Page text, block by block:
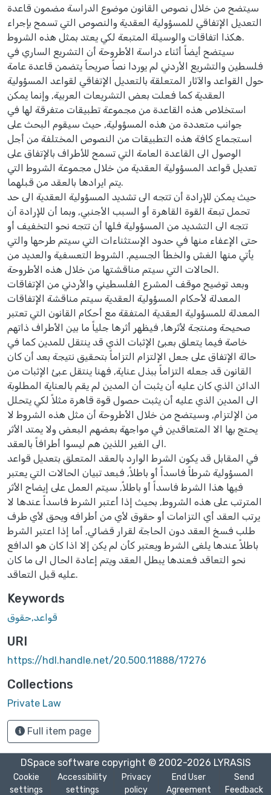
سيتضح من خلال نصوص القانون موضوع الدراسة مضمون قاعدة
التعديل الإتفاقي للمسؤولية العقدية والنصوص التي تسمح بإجراء
هكذا اتفاقات والوسيلة المتبعة لكي يعتد بمثل هذه الشروط.
سيتضح أيضاً أثناء دراسة الأطروحة أن التشريع الساري في
فلسطين والتشريع الأردني لم يوردا نصاً صريحاً يتضمن قاعدة عامة
حول القواعد والآثار المتعلقة بالتعديل الإتفاقي لقواعد المسؤولية
العقدية كما فعلت بعض التشريعات العربية, وإنما يمكن
استخلاص هذه القاعدة من مجموعة تطبيقات متفرقة لها في
جوانب متعددة من هذه المسؤولية, حيث سيقوم البحث على
استجماع كافة هذه التطبيقات من النصوص المختلفة من أجل
الوصول الى القاعدة العامة التي تسمح للأطراف بالإتفاق على
تعديل قواعد المسؤولية العقدية من خلال مجموعة الشروط التي
يتم ايرادها بالعقد من قبلهما.
حيث يمكن للإرادة أن تتجه الى تشديد المسؤولية العقدية الى حد
تحمل تبعة القوة القاهرة أو السبب الأجنبي, وبما أن للإرادة أن
تتجه الى التشديد من المسؤولية فلها أن تتجه نحو التخفيف أو
حتى الإعفاء منها في حدود الإستثناءات التي سيتم طرحها والتي
يأتي منها الغش والخطأ الجسيم, الشروط التعسفية والعديد من
الحالات التي سيتم مناقشتها من خلال هذه الأطروحة.
وبعد توضيح موقف المشرع الفلسطيني والأردني من الإتفاقات
المعدلة لأحكام المسؤولية العقدية سيتم مناقشة الإتفاقات
المعدلة للمسؤولية العقدية المتفقة مع أحكام القانون التي تعتبر
صحيحة ومنتجة لأثرها, فيظهر أثرها جلياً ما بين الأطراف ذاتهم
خاصة فيما يتعلق بعبئ الإثبات الذي قد ينتقل للمدين كما في
حالة الإتفاق على جعل الإلتزام التزاماً بتحقيق نتيجة بعد أن كان
القانون قد جعله التزاماً ببذل عناية, فهنا ينتقل عبئ الإثبات من
الدائن الذي كان عليه أن يثبت أن المدين لم يقم بالعناية المطلوبة
الى المدين الذي عليه أن يثبت حصول قوة قاهرة مثلاً لكي يتحلل
من الإلتزام, وسيتضح من خلال الأطروحة أن مثل هذه الشروط لا
يحتج بها الا المتعاقدين في مواجهة بعضهم البعض ولا يمتد الأثر
الى الغير اللذين هم ليسوا أطرافاً بالعقد.
في المقابل قد يكون الشرط الوارد بالعقد المتعلق بتعديل قواعد
المسؤولية شرطاً فاسداً أو باطلاً, فبعد تبيان الحالات التي يعتبر
فيها هذا الشرط فاسداً أو باطلاً, سيتم العمل على إيضاح الأثر
المترتب على هذه الشروط, بحيث إذا أعتبر الشرط فاسداً عندها لا
يرتب العقد أي التزامات أو حقوق لأي من أطرافه ويحق لأي طرف
طلب فسخ العقد دون الحاجة لقرار قضائي, أما إذا اعتبر الشرط
باطلاً عندها يلغى الشرط ويعتبر كأن لم يكن إلا اذا كان هو الدافع
نحو التعاقد فعندها يبطل العقد ويتم إعادة الحال الى ما كان
عليه قبل التعاقد.
Keywords
قواعد,حقوق
URI
https://hdl.handle.net/20.500.11888/17276
Collections
Private Law
Full item page
DSpace softwarecopyright © 2002-2026 LYRASIS
Cookie
settings
Accessibility
settings
Privacy
policy
End User
Agreement
Send
Feedback